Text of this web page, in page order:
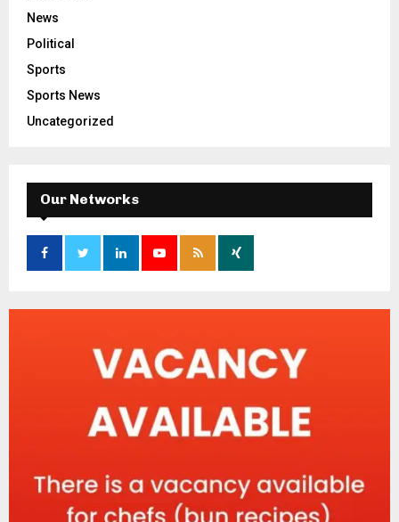
News
Political
Sports
Sports News
Uncategorized
Our Networks